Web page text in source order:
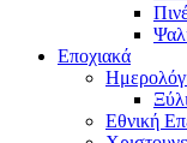
Εποχιακά
Εθνική